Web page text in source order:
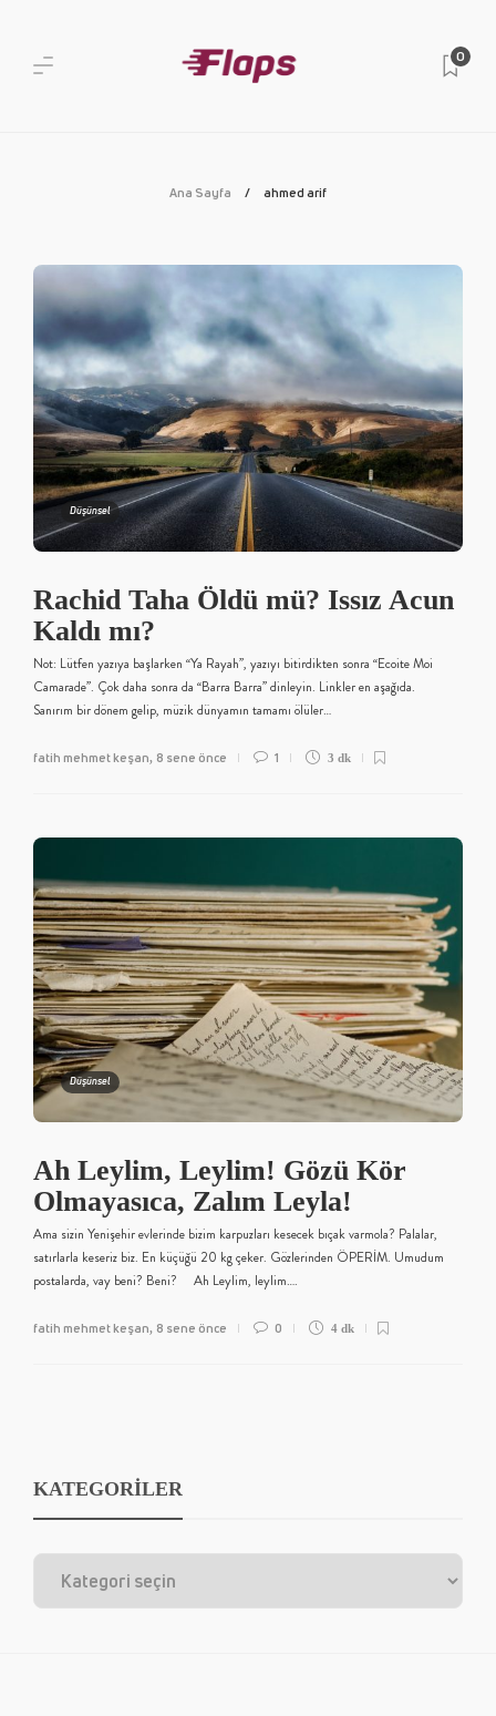
0
Ana Sayfa ahmed arif
Düşünsel
Rachid Taha Öldü mü? Issız Acun
Kaldı mı?
Not: Lütfen yazıya başlarken “Ya Rayah”, yazıyı bitirdikten sonra “Ecoite Moi
Camarade”. Çok daha sonra da “Barra Barra” dinleyin. Linkler en aşağıda.
Sanırım bir dönem gelip, müzik dünyamın tamamı ölüler…
fatih mehmet keşan, 8 sene önce 1 3 dk
Düşünsel
Ah Leylim, Leylim! Gözü Kör
Olmayasıca, Zalım Leyla!
Ama sizin Yenişehir evlerinde bizim karpuzları kesecek bıçak varmola? Palalar,
satırlarla keseriz biz. En küçüğü 20 kg çeker. Gözlerinden ÖPERİM. Umudum
postalarda, vay beni? Beni? Ah Leylim, leylim….
fatih mehmet keşan, 8 sene önce 0 4 dk
KATEGORİLER